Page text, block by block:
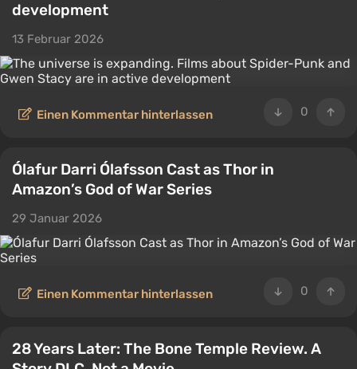
development
13 Februar 2026
0
Einen Kommentar hinterlassen
Ólafur Darri Ólafsson Cast as Thor in
Amazon’s God of War Series
29 Januar 2026
0
Einen Kommentar hinterlassen
28 Years Later: The Bone Temple Review. A